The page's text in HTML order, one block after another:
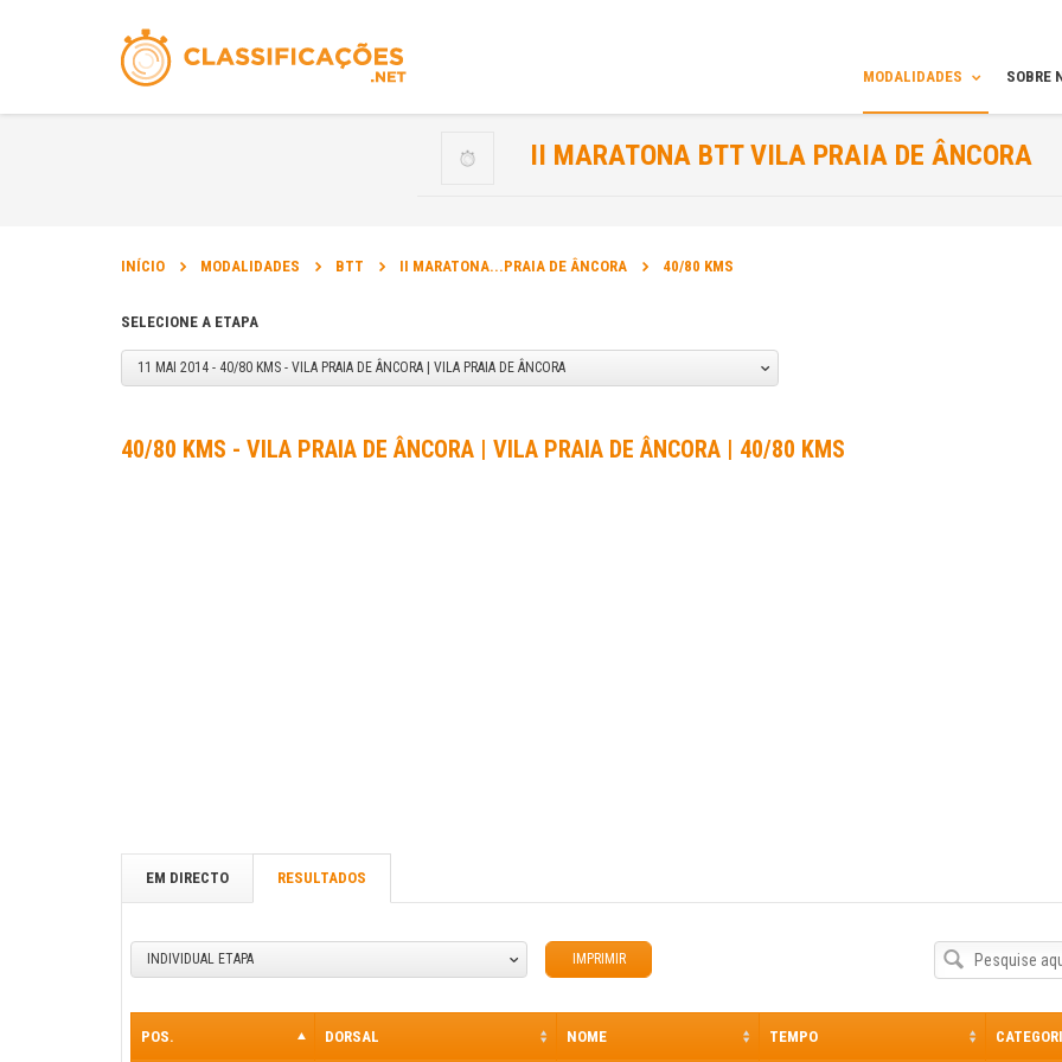
MODALIDADES SOBRE
II MARATONA BTT VILA PRAIA DE ÂNCORA
http://bombeirosvpa.pt/maratona-btt-
INÍCIO MODALIDADES BTT II MARATONA...PRAIA DE ÂNCORA 40/80 KMS
SELECIONE A ETAPA
11 MAI 2014 - 40/80 KMS - VILA PRAIA DE ÂNCORA | VILA PRAIA DE ÂNCORA
40/80 KMS - VILA PRAIA DE ÂNCORA | VILA PRAIA DE ÂNCORA | 40/80 KMS
EM DIRECTO RESULTADOS
INDIVIDUAL ETAPA IMPRIMIR
POS. DORSAL NOME TEMPO